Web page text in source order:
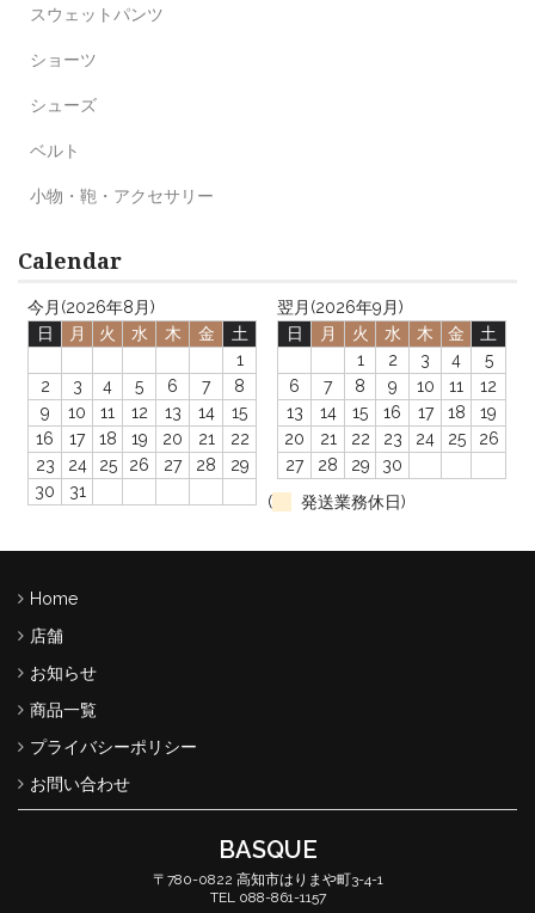
スウェットパンツ
ショーツ
シューズ
ベルト
小物・鞄・アクセサリー
Calendar
今月(2026年8月)
日
月 火 水 木 金
土
1
2
3 4 5 6 7
8
9
10 11 12 13 14
15
16
17 18 19 20 21
22
23
24 25 26 27 28
29
30
31
翌月(2026年9月)
日
月 火 水 木 金
土
1
2 3 4
5
6
7 8 9 10 11
12
13
14 15 16 17 18
19
20
21 22 23 24 25
26
27
28 29
30
(
発送業務休日)
Home
店舗
お知らせ
商品一覧
プライバシーポリシー
お問い合わせ
BASQUE
〒780-0822 高知市はりまや町3-4-1
TEL 088-861-1157